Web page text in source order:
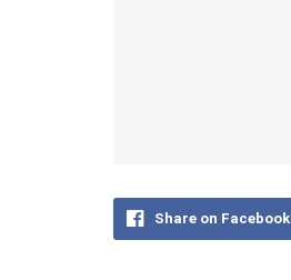
Share on Facebook